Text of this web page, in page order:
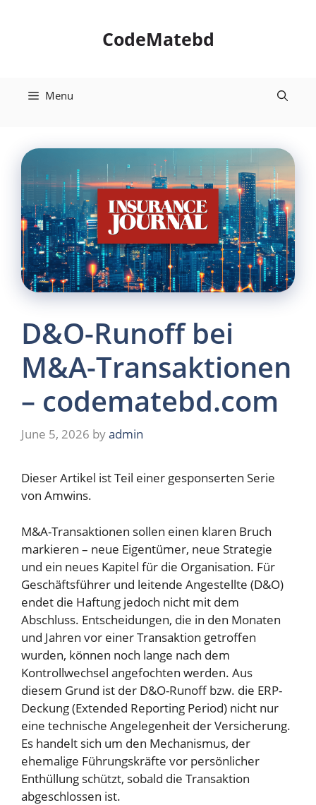
CodeMatebd
Menu
D&O-Runoff bei
M&A-Transaktionen
– codematebd.com
June 5, 2026 byadmin
Dieser Artikel ist Teil einer gesponserten Serie
von Amwins.
M&A-Transaktionen sollen einen klaren Bruch
markieren – neue Eigentümer, neue Strategie
und ein neues Kapitel für die Organisation. Für
Geschäftsführer und leitende Angestellte (D&O)
endet die Haftung jedoch nicht mit dem
Abschluss. Entscheidungen, die in den Monaten
und Jahren vor einer Transaktion getroffen
wurden, können noch lange nach dem
Kontrollwechsel angefochten werden. Aus
diesem Grund ist der D&O-Runoff bzw. die ERP-
Deckung (Extended Reporting Period) nicht nur
eine technische Angelegenheit der Versicherung.
Es handelt sich um den Mechanismus, der
ehemalige Führungskräfte vor persönlicher
Enthüllung schützt, sobald die Transaktion
abgeschlossen ist.